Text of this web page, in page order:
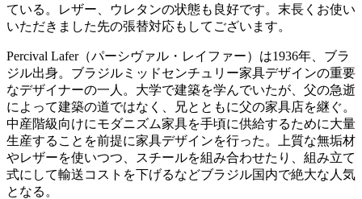
ている。レザー、ウレタンの状態も良好です。末長くお使い
いただきました先の張替対応もしてございます。
Percival Lafer（パーシヴァル・レイファー）は1936年、ブラ
ジル出身。ブラジルミッドセンチュリー家具デザインの重要
なデザイナーの一人。大学で建築を学んでいたが、父の急逝
によって建築の道ではなく、兄とともに父の家具店を継ぐ。
中産階級向けにモダニズム家具を手頃に供給するために大量
生産することを前提に家具デザインを行った。上質な無垢材
やレザーを使いつつ、スチールを組み合わせたり、組み立て
式にして輸送コストを下げるなどブラジル国内で絶大な人気
となる。